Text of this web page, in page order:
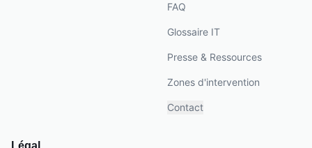
FAQ
Glossaire IT
Presse & Ressources
Zones d'intervention
Contact
Légal